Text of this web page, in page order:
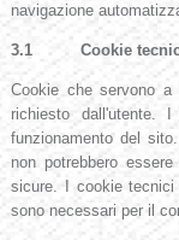
navigazione
3.1 Cookie
Cookie che servono
richiesto dall'utente.
funzionamento del
non potrebbero
sicure. I cookie tecnici
sono necessari per il